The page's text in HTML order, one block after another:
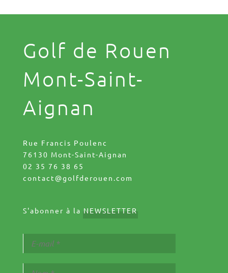
Golf de Rouen
Mont-Saint-
Aignan
Rue Francis Poulenc
76130 Mont-Saint-Aignan
02 35 76 38 65
contact@golfderouen.com
S'abonner à la NEWSLETTER